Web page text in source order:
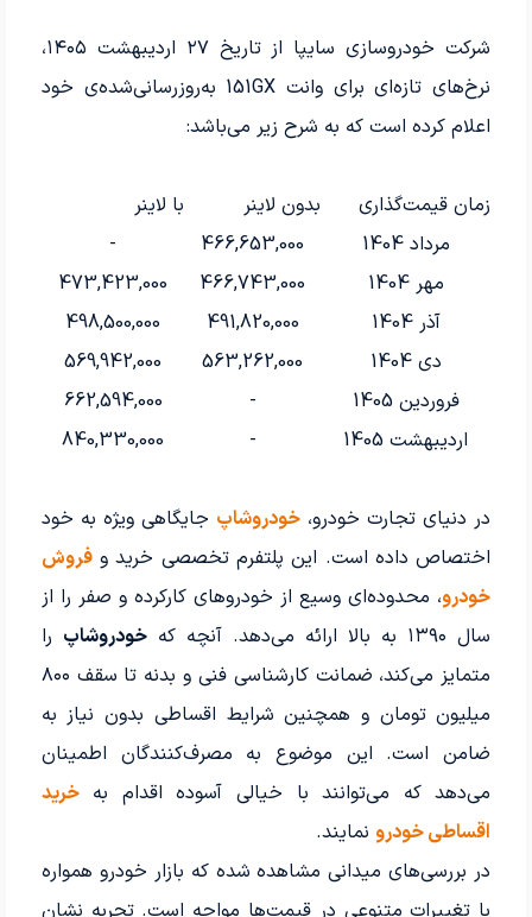
شرکت خودروسازی سایپا از تاریخ ۲۷ اردیبهشت ۱۴۰۵،
نرخ‌های تازه‌ای برای وانت 151GX به‌روزرسانی‌شده‌ی خود
اعلام کرده است که به شرح زیر می‌باشد:
زمان قیمت‌گذاری بدون لاینر
با لاینر
مرداد 1404
466,653,000
-
مهر 1404
466,743,000
473,423,000
آذر 1404
491,820,000
498,500,000
دی 1404
563,262,000
569,942,000
فروردین 1405
-
662,594,000
اردیبهشت 1405
-
840,330,000
در دنیای تجارت خودرو، خودروشاپ جایگاهی ویژه به خود
اختصاص داده است. این پلتفرم تخصصی خرید وفروش
خودرو، محدوده‌ای وسیع از خودروهای کارکرده و صفر را از
سال ۱۳۹۰ به بالا ارائه می‌دهد. آنچه که
خودروشاپ را
متمایز می‌کند، ضمانت کارشناسی فنی و بدنه تا سقف ۸۰۰
میلیون تومان و همچنین شرایط اقساطی بدون نیاز به
ضامن است. این موضوع به مصرف‌کنندگان اطمینان
می‌دهد که می‌توانند با خیالی آسوده اقدام بهخرید
اقساطی خودرونمایند.
در بررسی‌های میدانی مشاهده شده که بازار خودرو همواره
با تغییرات متنوعی در قیمت‌ها مواجه است. تجربه نشان